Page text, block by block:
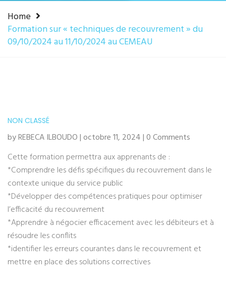
Home
Formation sur « techniques de recouvrement » du
09/10/2024 au 11/10/2024 au CEMEAU
NON CLASSÉ
by REBECA ILBOUDO | octobre 11, 2024 | 0 Comments
Cette formation permettra aux apprenants de :
*Comprendre les défis spécifiques du recouvrement dans le
contexte unique du service public
*Développer des compétences pratiques pour optimiser
l’efficacité du recouvrement
*Apprendre à négocier efficacement avec les débiteurs et à
résoudre les conflits
*identifier les erreurs courantes dans le recouvrement et
mettre en place des solutions correctives